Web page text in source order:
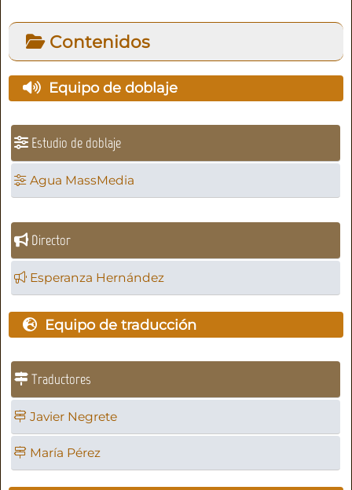
Contenidos
Equipo de doblaje
Estudio de doblaje
Agua MassMedia
Director
Esperanza Hernández
Equipo de traducción
Traductores
Javier Negrete
María Pérez